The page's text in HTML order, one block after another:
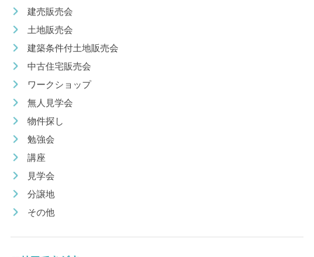
建売販売会
土地販売会
建築条件付土地販売会
中古住宅販売会
ワークショップ
無人見学会
物件探し
勉強会
講座
見学会
分譲地
その他